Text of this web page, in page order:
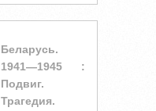
Беларусь.
1941—1945 :
Подвиг.
Трагедия.